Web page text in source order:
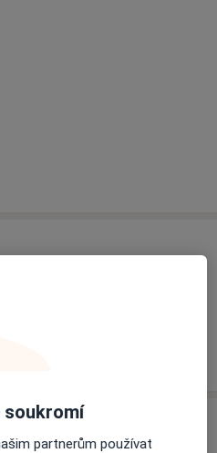
cenách nejsou k dispozici
žádné informace o
soukromí
partnerům používat